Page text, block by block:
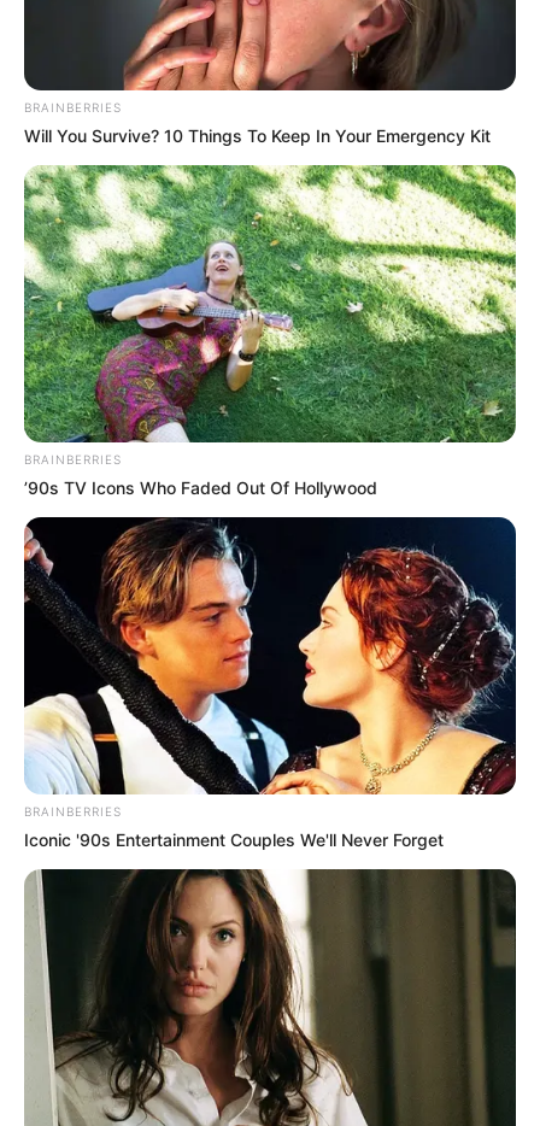
BRAINBERRIES
Will You Survive? 10 Things To Keep In Your Emergency Kit
BRAINBERRIES
’90s TV Icons Who Faded Out Of Hollywood
BRAINBERRIES
Iconic '90s Entertainment Couples We'll Never Forget